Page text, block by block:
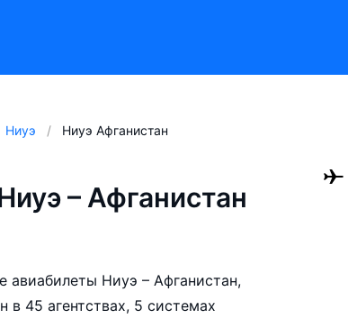
Ниуэ Ниуэ Афганистан
– Афганистан
авиабилеты Ниуэ – Афганистан,
в 45 агентствах, 5 системах